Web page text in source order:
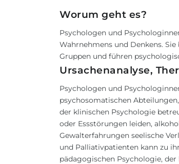
Worum geht es?
Psychologen und
Wahrnehmens und Denkens.
Gruppen und führen
Ursachenanalyse,
Psychologen und
psychosomatischen
der klinischen Psychologie
oder Essstörungen leiden,
Gewalterfahrungen seelische
und Palliativpatienten kann zu
pädagogischen Psychologie,